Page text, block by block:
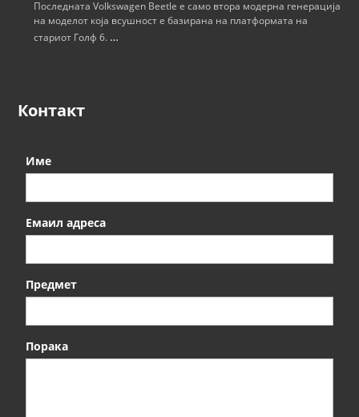
и
Последната Volkswagen Beetle е само втора модерна генерација
на моделот која всушност е базирана на платформата на
стариот Голф 6. …
Контакт
Име
Емаил адреса
Предмет
Порака